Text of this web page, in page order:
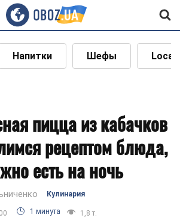
Напитки Шефы Local
пицца из кабачков
рецептом блюда,
есть на ночь
Кулинария
1 минута 1,8 т.